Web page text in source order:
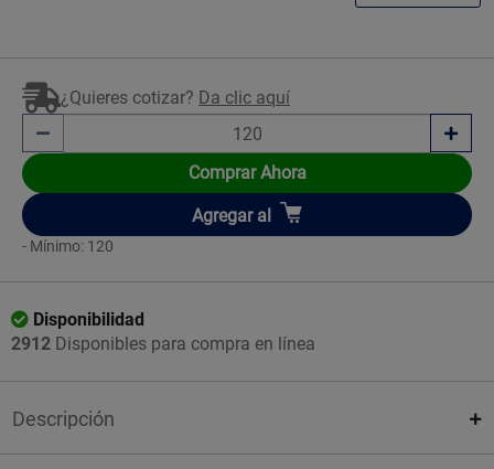
¿Quieres cotizar? Da clic aquí
Comprar Ahora
Añadir
Agregar al
- Mínimo: 120
Disponibilidad
2912 Disponibles para compra en línea
Descripción